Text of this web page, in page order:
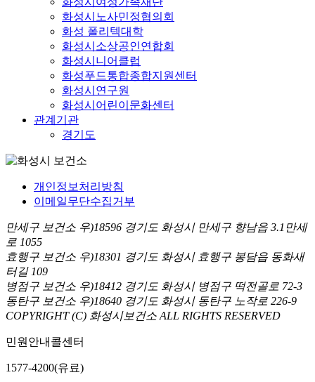
화성시노사민정협의회
화성 폴리텍대학
화성시소상공인연합회
화성시니어클럽
화성푸드통합종합지원센터
화성시연구원
화성시어린이문화센터
관계기관
경기도
개인정보처리방침
이메일무단수집거부
만세구 보건소 우)18596 경기도 화성시 만세구 향남읍 3.1만세
로 1055
효행구 보건소 우)18301 경기도 화성시 효행구 봉담읍 동화새
터길 109
병점구 보건소 우)18412 경기도 화성시 병점구 떡전골로 72-3
동탄구 보건소 우)18640 경기도 화성시 동탄구 노작로 226-9
COPYRIGHT (C) 화성시보건소 ALL RIGHTS RESERVED
민원안내콜센터
1577-4200(유료)